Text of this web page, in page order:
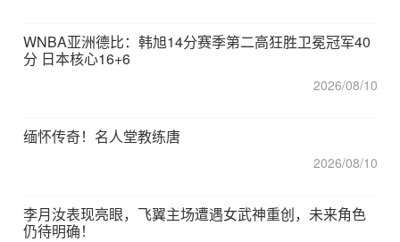
WNBA亚洲德比：韩旭14分赛季第二高狂胜卫冕冠军40
分 日本核心16+6
2026/08/10
缅怀传奇！名人堂教练唐
2026/08/10
李月汝表现亮眼，飞翼主场遭遇女武神重创，未来角色
仍待明确！